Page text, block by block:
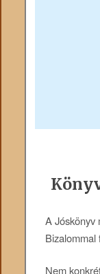
A Jóskönyv
Bizalommal
Nem